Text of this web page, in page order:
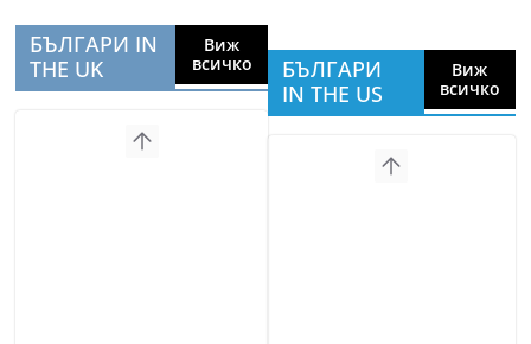
БЪЛГАРИ IN
THE UK
Виж
всичко
БЪЛГАРИ
IN THE US
Виж
всичко